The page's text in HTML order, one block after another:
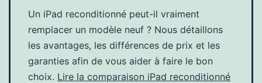
Un iPad reconditionné peut-il vraiment
remplacer un modèle neuf ? Nous détaillons
les avantages, les différences de prix et les
garanties afin de vous aider à faire le bon
choix. Lire la comparaison iPad reconditionné